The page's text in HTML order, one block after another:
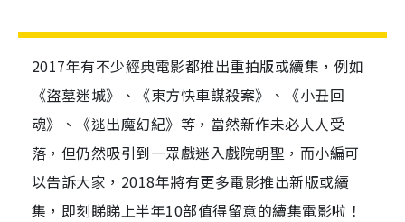
2017年有不少經典電影都推出重拍版或續集，例如
《盜墓迷城》、《東方快車謀殺案》、《小丑回
魂》、《逃出魔幻紀》等，當然新作未必人人受
落，但仍然吸引到一眾戲迷入戲院朝聖，而小編可
以告訴大家，2018年將有更多電影推出新版或續
集，即刻睇睇上半年10部值得留意的續集電影啦！